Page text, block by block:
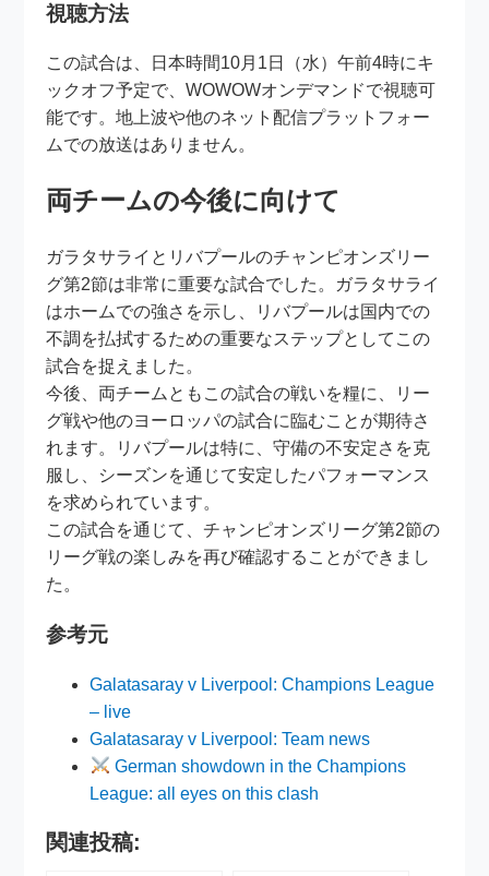
視聴方法
この試合は、日本時間10月1日（水）午前4時にキ
ックオフ予定で、WOWOWオンデマンドで視聴可
能です。地上波や他のネット配信プラットフォー
ムでの放送はありません。
両チームの今後に向けて
ガラタサライとリバプールのチャンピオンズリー
グ第2節は非常に重要な試合でした。ガラタサライ
はホームでの強さを示し、リバプールは国内での
不調を払拭するための重要なステップとしてこの
試合を捉えました。
今後、両チームともこの試合の戦いを糧に、リー
グ戦や他のヨーロッパの試合に臨むことが期待さ
れます。リバプールは特に、守備の不安定さを克
服し、シーズンを通じて安定したパフォーマンス
を求められています。
この試合を通じて、チャンピオンズリーグ第2節の
リーグ戦の楽しみを再び確認することができまし
た。
参考元
Galatasaray v Liverpool: Champions League
– live
Galatasaray v Liverpool: Team news
German showdown in the Champions
League: all eyes on this clash
関連投稿: